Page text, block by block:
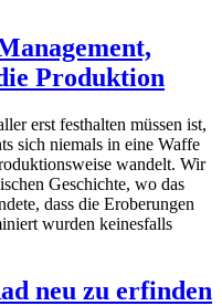
Produktion
erst festhalten müssen ist,
sich niemals in eine Waffe
wandelt. Wir
Geschichte, wo das
dass die Eroberungen
wurden keinesfalls
neu zu erfinden